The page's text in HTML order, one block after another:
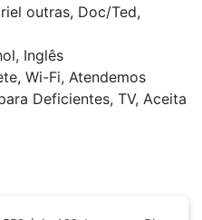
outras, Doc/Ted,
Inglês
Wi-Fi, Atendemos
Deficientes, TV, Aceita